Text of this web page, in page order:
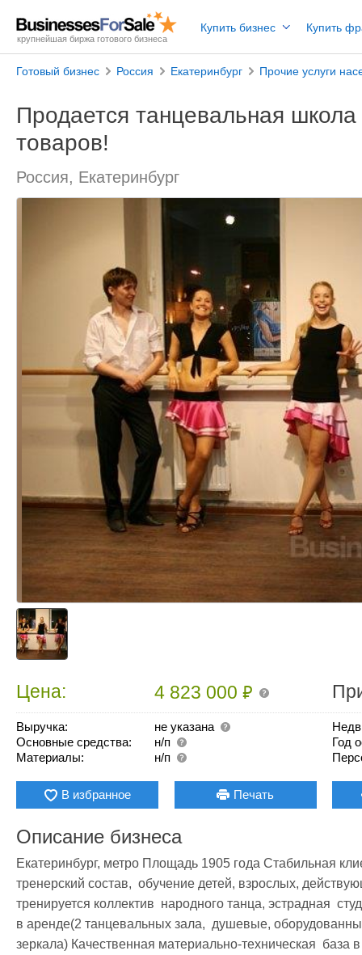
крупнейшая биржа готового бизнеса
Купить бизнес Купить
Готовый бизнес Россия Екатеринбург Прочие услуги
Продается танцевальная
товаров!
Россия, Екатеринбург
Цена: 4 823 000₽
Выручка:
не указана
Основные средства:
н/п
Материалы:
н/п
Год
В избранное Печать
Описание бизнеса
Екатеринбург, метро Площадь 1905 года Стабильная
тренерский состав,  обучение детей, взрослых,
тренируется коллектив  народного танца, эстрадная
в аренде(2 танцевальных зала,  душевые,
зеркала) Качественная материально-техническая  база